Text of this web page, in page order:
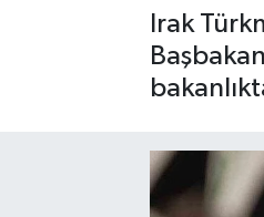
Irak
Gayrimenkul